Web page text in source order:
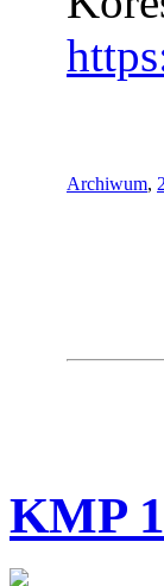
Archiwum,
KMP